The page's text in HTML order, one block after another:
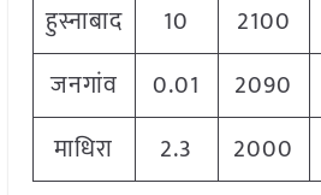
हुस्नाबाद
10 2100
जनगांव
0.01 2090
माधिरा
2.3 2000